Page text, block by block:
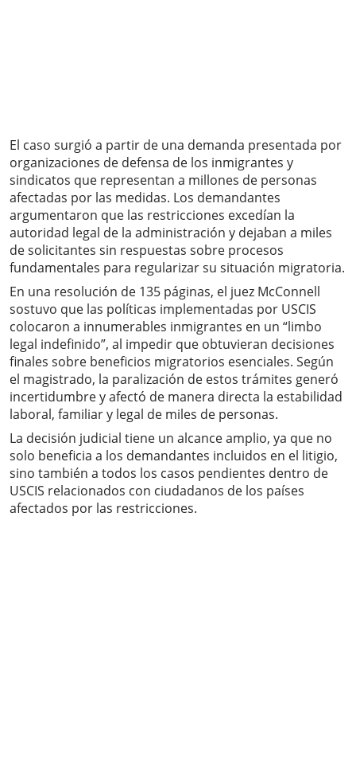
El caso surgió a partir de una demanda presentada por
organizaciones de defensa de los inmigrantes y
sindicatos que representan a millones de personas
afectadas por las medidas. Los demandantes
argumentaron que las restricciones excedían la
autoridad legal de la administración y dejaban a miles
de solicitantes sin respuestas sobre procesos
fundamentales para regularizar su situación migratoria.
En una resolución de 135 páginas, el juez McConnell
sostuvo que las políticas implementadas por USCIS
colocaron a innumerables inmigrantes en un “limbo
legal indefinido”, al impedir que obtuvieran decisiones
finales sobre beneficios migratorios esenciales. Según
el magistrado, la paralización de estos trámites generó
incertidumbre y afectó de manera directa la estabilidad
laboral, familiar y legal de miles de personas.
La decisión judicial tiene un alcance amplio, ya que no
solo beneficia a los demandantes incluidos en el litigio,
sino también a todos los casos pendientes dentro de
USCIS relacionados con ciudadanos de los países
afectados por las restricciones.